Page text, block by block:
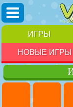
ИГРЫ
НОВЫЕ ИГРЫ